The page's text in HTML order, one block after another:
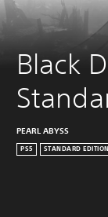
Black
PEARL ABYSS
PS5 STANDARD EDITION